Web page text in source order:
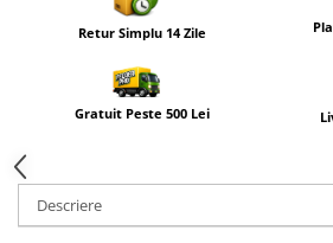
Retur Simplu 14 Zile
Gratuit Peste 500 Lei
Descriere